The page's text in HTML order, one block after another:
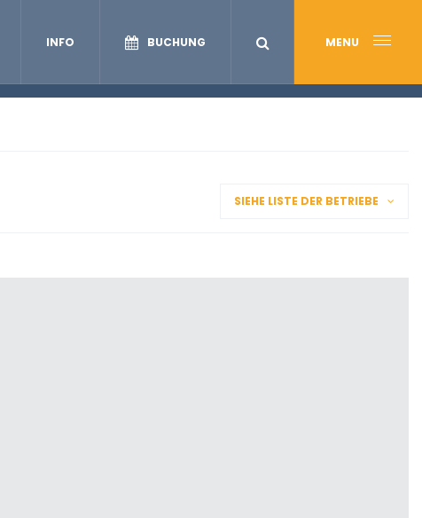
INFO BUCHUNG MENU
SIEHE LISTE DER BETRIEBE